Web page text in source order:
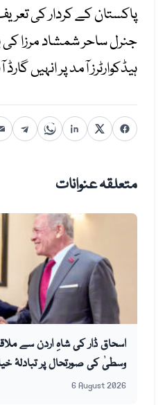
پاکستان کے کردار کی
جنرل ساحر شمشاد مرزا کی
ہیڈکوارٹرز آمد پر انہیں
متعلقہ عنوانات
اسحاق ڈار کی شاہِ اردن سے
وسطیٰ کی صورتحال پر تبادلۂ
6 August 2026